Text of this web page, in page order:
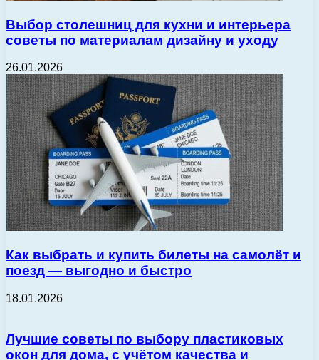
Выбор столешниц для кухни и интерьера
советы по материалам дизайну и уходу
26.01.2026
Как выбрать и купить билеты на самолёт и
поезд — выгодно и быстро
18.01.2026
Лучшие советы по выбору пластиковых
окон для дома, с учётом качества и